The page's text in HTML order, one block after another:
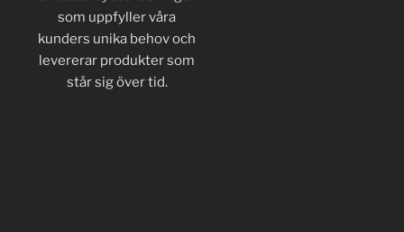
som uppfyller våra
kunders unika behov och
levererar produkter som
står sig över tid.